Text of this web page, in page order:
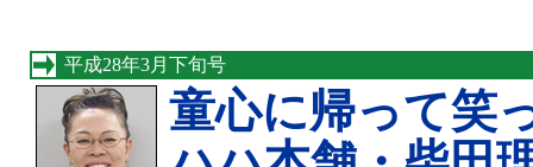
平成28年3月下旬号
童心に帰って笑